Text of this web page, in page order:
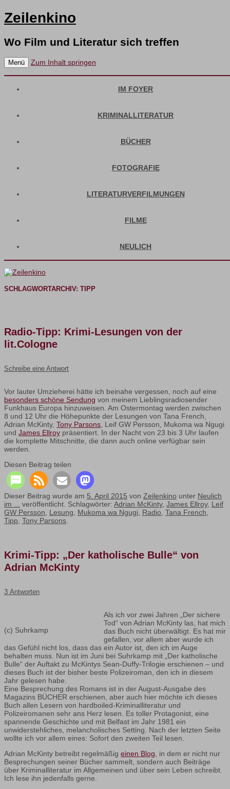
Zeilenkino
Wo Film und Literatur sich treffen
Menü Zum Inhalt springen
IM FOYER
KRIMINALLITERATUR
BÜCHER
FOTOGRAFIE
LITERATURVERFILMUNGEN
FILME
NEULICH
SCHLAGWORTARCHIV: TIPP
Radio-Tipp: Krimi-Lesungen von der
lit.Cologne
Schreibe eine Antwort
Vor lauter Umzieherei hätte ich beinahe vergessen, noch auf eine
besonders schöne Sendung von meinem Lieblingsradiosender
Funkhaus Europa hinzuweisen. Am Ostermontag werden zwischen
8 und 12 Uhr die Höhepunkte der Lesungen von Tana French,
Adrian McKinty, Tony Parsons, Leif GW Persson, Mukoma wa Ngugi
und James Ellroy präsentiert. In der Nacht von 23 bis 3 Uhr laufen
die komplette Mitschnitte, die dann auch online verfügbar sein
werden.
Diesen Beitrag teilen
Dieser Beitrag wurde am 5. April 2015 von Zeilenkino unter Neulich
im ... veröffentlicht. Schlagwörter: Adrian McKinty, James Ellroy, Leif
GW Persson, Lesung, Mukoma wa Ngugi, Radio, Tana French,
Tipp, Tony Parsons.
Krimi-Tipp: „Der katholische Bulle“ von
Adrian McKinty
3 Antworten
(c) Suhrkamp
Als ich vor zwei Jahren „Der sichere
Tod“ von Adrian McKinty las, hat mich
das Buch nicht überwältigt. Es hat mir
gefallen, vor allem aber wurde ich
das Gefühl nicht los, dass das ein Autor ist, den ich im Auge
behalten muss. Nun ist im Juni bei Suhrkamp mit „Der katholische
Bulle“ der Auftakt zu McKintys Sean-Duffy-Trilogie erschienen – und
dieses Buch ist der bisher beste Polizeiroman, den ich in diesem
Jahr gelesen habe.
Eine Besprechung des Romans ist in der August-Ausgabe des
Magazins BÜCHER erschienen, aber auch hier möchte ich dieses
Buch allen Lesern von hardboiled-Kriminalliteratur und
Polizeiromanen sehr ans Herz lesen. Es toller Protagonist, eine
spannende Geschichte und mit Belfast im Jahr 1981 ein
unwiderstehliches, melancholisches Setting. Nach der letzten Seite
wollte ich vor allem eines: Sofort den zweiten Teil lesen.
Adrian McKinty betreibt regelmäßig einen Blog, in dem er nicht nur
Besprechungen seiner Bücher sammelt, sondern auch Beiträge
über Kriminalliteratur im Allgemeinen und über sein Leben schreibt.
Ich lese ihn jedenfalls gerne.